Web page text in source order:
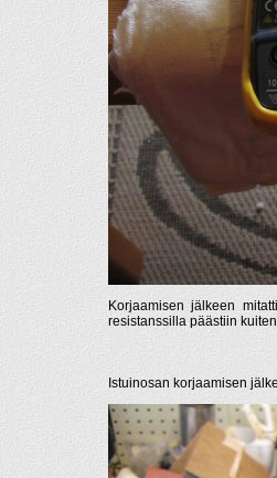
Korjaamisen jälkeen
resistanssilla päästiin
Istuinosan korjaamisen